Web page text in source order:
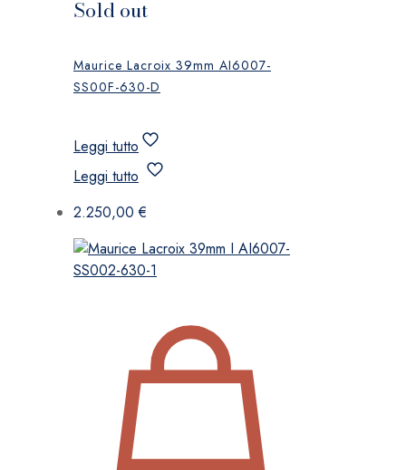
Sold out
Maurice Lacroix 39mm AI6007-
SS00F-630-D
Leggi tutto
Leggi tutto
2.250,00€